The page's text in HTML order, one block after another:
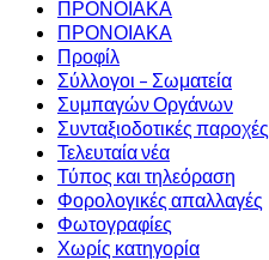
ΠΡΟΝΟΙΑΚΑ
ΠΡΟΝΟΙΑΚΑ
Προφίλ
Σύλλογοι – Σωματεία
Συμπαγών Οργάνων
Συνταξιοδοτικές παροχές
Τελευταία νέα
Τύπος και τηλεόραση
Φορολογικές απαλλαγές
Φωτογραφίες
Χωρίς κατηγορία